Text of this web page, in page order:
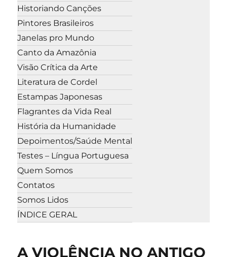
Historiando Canções
Pintores Brasileiros
Janelas pro Mundo
Canto da Amazônia
Visão Crítica da Arte
Literatura de Cordel
Estampas Japonesas
Flagrantes da Vida Real
História da Humanidade
Depoimentos/Saúde Mental
Testes – Língua Portuguesa
Quem Somos
Contatos
Somos Lidos
ÍNDICE GERAL
A VIOLÊNCIA NO ANTIGO